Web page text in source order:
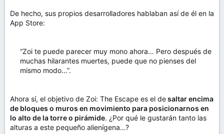
De hecho, sus propios desarrolladores hablaban así de él en la
App Store:
“Zoi te puede parecer muy mono ahora… Pero después de
muchas hilarantes muertes, puede que no pienses del
mismo modo…”.
Ahora sí, el objetivo de Zoi: The Escape es el desaltar encima
de bloques o muros en movimiento para posicionarnos en
lo alto de la torre o pirámide. ¿Por qué le gustarán tanto las
alturas a este pequeño alienígena…?